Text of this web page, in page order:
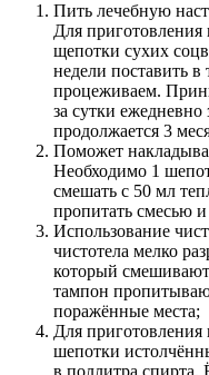
Пить лечебную
Для
щепотки сухих
недели поставить
процеживаем.
за сутки
продолжается 3
Поможет
Необходимо 1
смешать с 50 мл
пропитать смесью
Использование
чистотела мелко
который
тампон
поражённые места;
Для приготовления
шепотки